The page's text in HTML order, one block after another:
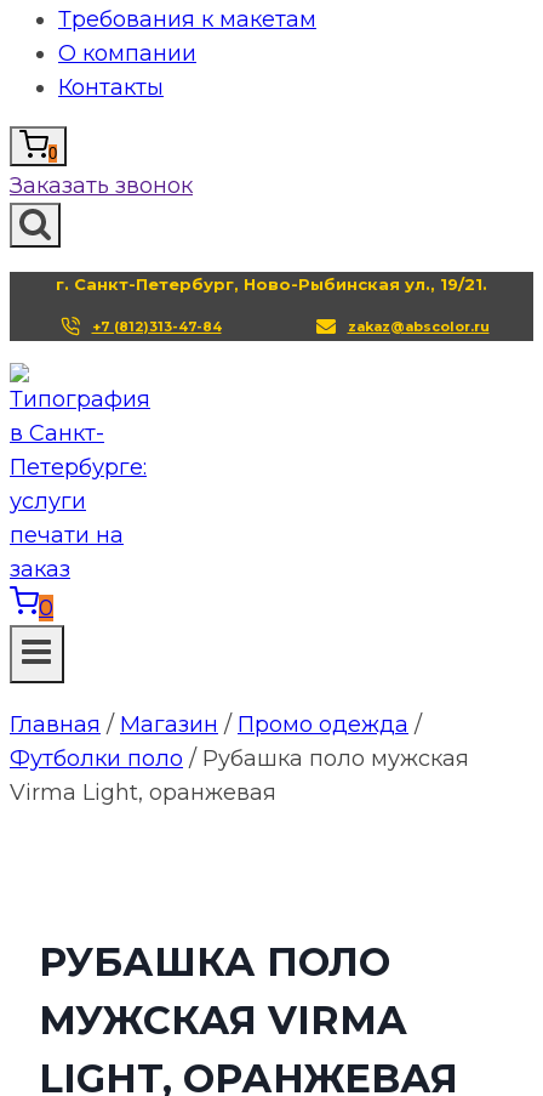
Требования к макетам
О компании
Контакты
0
Заказать звонок
г. Санкт-Петербург, Ново-Рыбинская ул., 19/21.
+7 (812)313-47-84 zakaz@abscolor.ru
0
Главная / Магазин / Промо одежда /
Футболки поло / Рубашка поло мужская
Virma Light, оранжевая
РУБАШКА ПОЛО
МУЖСКАЯ VIRMA
LIGHT, ОРАНЖЕВАЯ